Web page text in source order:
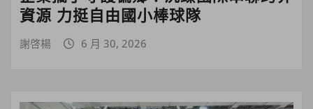
資源 力挺自由國小棒球隊
謝啓楊 6 月 30, 2026